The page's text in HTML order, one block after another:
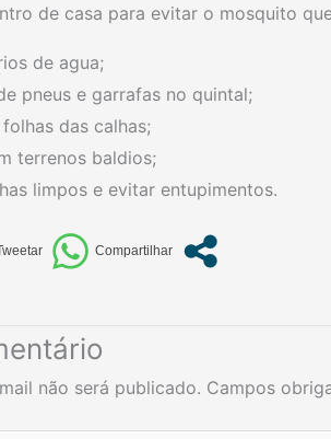
de casa para evitar o mosquito
de agua;
pneus e garrafas no quintal;
das calhas;
terrenos baldios;
limpos e evitar entupimentos.
não será publicado. Campos